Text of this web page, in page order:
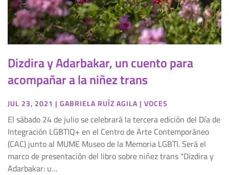
Dizdira y Adarbakar, un cuento para
acompañar a la niñez trans
JUL 23, 2021 | GABRIELA RUÍZ AGILA | VOCES
El sábado 24 de julio se celebrará la tercera edición del Día de
Integración LGBTIQ+ en el Centro de Arte Contemporáneo
(CAC) junto al MUME Museo de la Memoria LGBTI. Será el
marco de presentación del libro sobre niñez trans "Dizdira y
Adarbakar: u…